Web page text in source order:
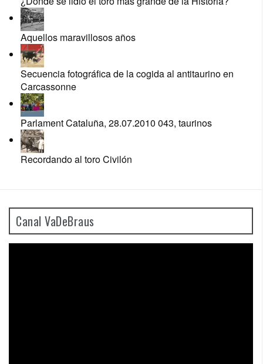
Aquellos maravillosos años
Secuencia fotográfica de la cogida al antitaurino en
Carcassonne
Parlament Cataluña, 28.07.2010 043, taurinos
Recordando al toro Civilón
Canal VaDeBraus